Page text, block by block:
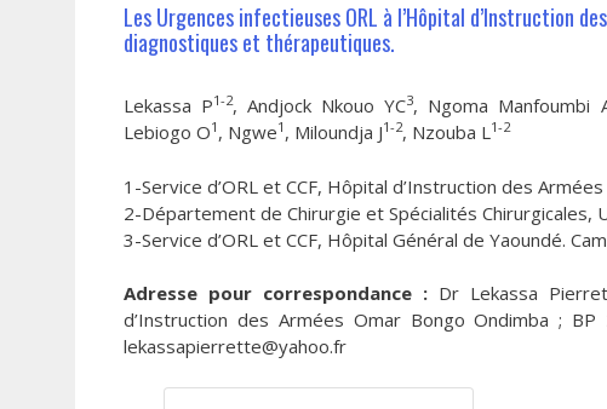
Les Urgences infectieuses ORL à l’Hôpital d’Instruction
diagnostiques et thérapeutiques.
Lekassa P1-2, Andjock Nkouo YC3, Ngoma Manfoumbi
Lebiogo O1 , Ngwe1 , Miloundja J1-2, Nzouba L1-2
1-Service d’ORL et CCF, Hôpital d’Instruction des
2-Département de Chirurgie et Spécialités Chirurgicales,
3-Service d’ORL et CCF, Hôpital Général de Yaoundé.
Adresse pour correspondance :Dr Lekassa
d’Instruction des Armées Omar Bongo Ondimba ;
lekassapierrette@yahoo.fr